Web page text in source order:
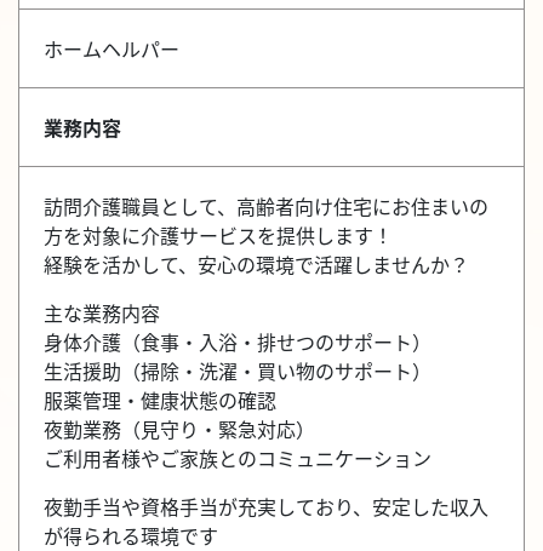
ホームヘルパー
業務内容
訪問介護職員として、高齢者向け住宅にお住まいの
方を対象に介護サービスを提供します！
経験を活かして、安心の環境で活躍しませんか？
主な業務内容
身体介護（食事・入浴・排せつのサポート）
生活援助（掃除・洗濯・買い物のサポート）
服薬管理・健康状態の確認
夜勤業務（見守り・緊急対応）
ご利用者様やご家族とのコミュニケーション
夜勤手当や資格手当が充実しており、安定した収入
が得られる環境です